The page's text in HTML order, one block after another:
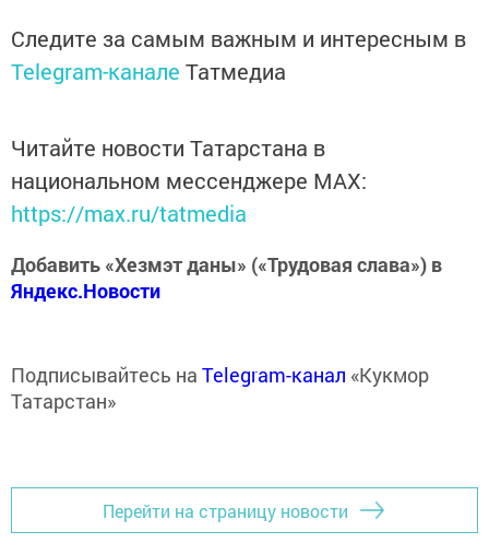
Следите за самым важным и интересным в
Telegram-канале Татмедиа
Читайте новости Татарстана в
национальном мессенджере MАХ:
https://max.ru/tatmedia
Добавить «Хезмэт даны» («Трудовая слава») в
Яндекс.Новости
Подписывайтесь на Telegram-канал «Кукмор
Татарстан»
Перейти на страницу новости